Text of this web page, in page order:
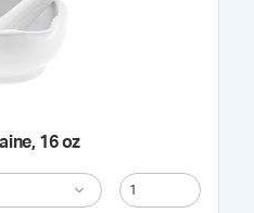
16 oz